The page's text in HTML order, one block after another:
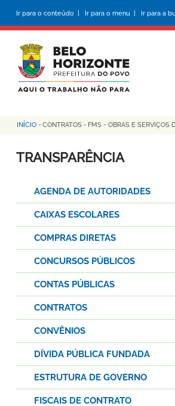
conteúdo
principal
Ir para o conteúdo | Ir para o menu | Ir para a
Trilha
de
INÍCIO - CONTRATOS - FMS - OBRAS E
TRANSPARÊNCIA
AGENDA DE AUTORIDADES
CAIXAS ESCOLARES
COMPRAS DIRETAS
CONCURSOS PÚBLICOS
CONTAS PÚBLICAS
CONTRATOS
CONVÊNIOS
DÍVIDA PÚBLICA FUNDADA
ESTRUTURA DE GOVERNO
FISCAIS DE CONTRATO